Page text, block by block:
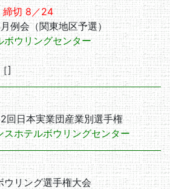
切 8／24
例会（関東地区予選）
ボウリングセンター
]
回日本実業団産業別選手権
スホテルボウリングセンター
ウリング選手権大会